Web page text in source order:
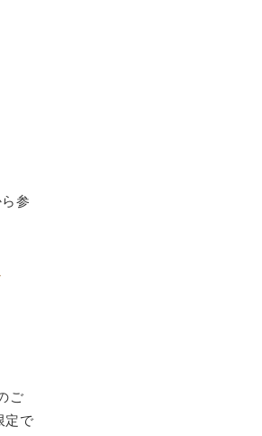
参
ご
定で